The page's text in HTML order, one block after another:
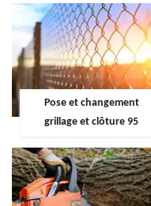
Pose et changement
grillage et clôture 95